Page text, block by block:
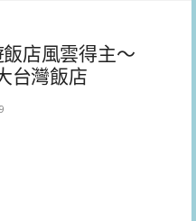
飯店風雲得主～
台灣飯店